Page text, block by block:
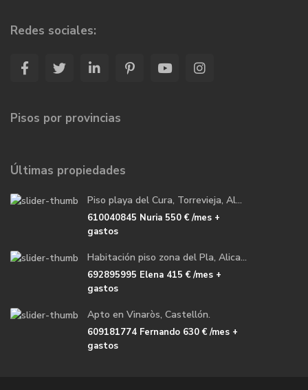
Redes sociales:
Pisos por provincias
Últimas propiedades
Piso playa del Cura, Torrevieja, Al...
610040845 Nuria 550 €/mes +
gastos
Habitación piso zona del Pla, Alica...
692895995 Elena 415 €/mes +
gastos
Apto en Vinaròs, Castellón.
609181774 Fernando 630 €/mes +
gastos